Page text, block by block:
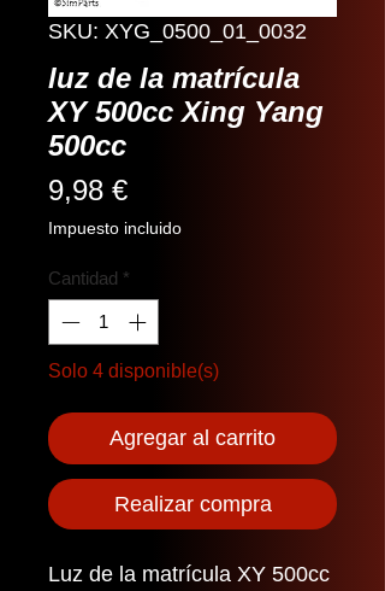
SKU: XYG_0500_01_0032
luz de la matrícula
XY 500cc Xing Yang
500cc
9,98 €Precio
Impuesto incluido
Cantidad *
Solo 4 disponible(s)
Agregar al carrito
Realizar compra
Luz de la matrícula XY 500cc